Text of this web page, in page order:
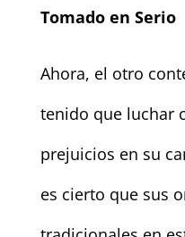
Tomado en Serio
Ahora, el otro
tenido que luchar
prejuicios en su
es cierto que sus